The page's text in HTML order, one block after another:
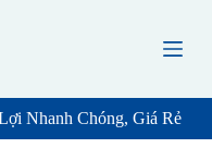
Nhanh Chóng, Giá Rẻ